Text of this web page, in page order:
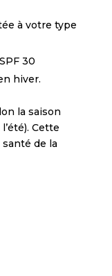
à votre type
30
hiver.
la saison
Cette
de la